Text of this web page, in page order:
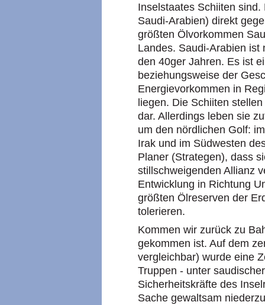
Inselstaates Schiiten
Saudi-Arabien) direkt
größten Ölvorkommen
Landes. Saudi-Arabien
den 40ger Jahren. Es ist
beziehungsweise der
Energievorkommen in
liegen. Die Schiiten
dar. Allerdings leben sie
um den nördlichen Golf:
Irak und im Südwesten
Planer (Strategen), dass
stillschweigenden Allianz
Entwicklung in Richtung
größten Ölreserven der
tolerieren.
Kommen wir zurück zu
gekommen ist. Auf dem
vergleichbar) wurde eine
Truppen - unter
Sicherheitskräfte des
Sache gewaltsam